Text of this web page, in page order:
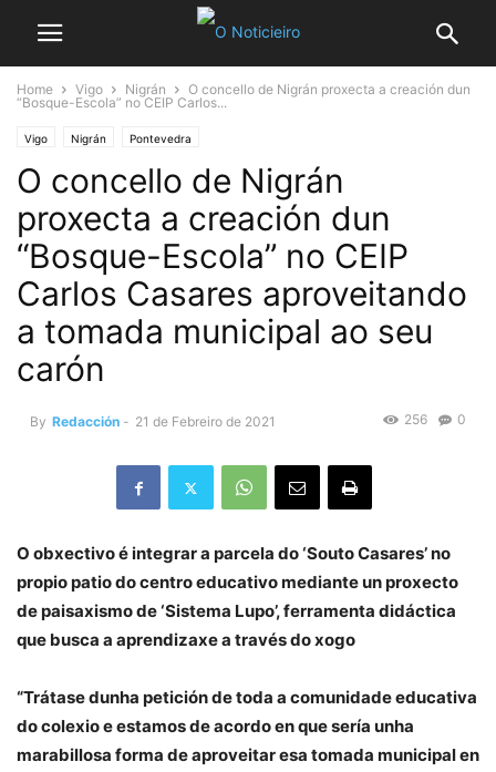
Home Vigo Nigrán
O concello de Nigrán proxecta a creación dun
“Bosque-Escola” no CEIP Carlos...
Vigo Nigrán Pontevedra
O concello de Nigrán
proxecta a creación dun
“Bosque-Escola” no CEIP
Carlos Casares aproveitando
a tomada municipal ao seu
carón
By Redacción - 21 de Febreiro de 2021 0
256
O obxectivo é integrar a parcela do ‘Souto Casares’ no
propio patio do centro educativo mediante un proxecto
de paisaxismo de ‘Sistema Lupo’, ferramenta didáctica
que busca a aprendizaxe a través do xogo
“Trátase dunha petición de toda a comunidade educativa
do colexio e estamos de acordo en que sería unha
marabillosa forma de aproveitar esa tomada municipal en